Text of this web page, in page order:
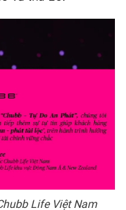
Nam
tử số 483/GP-BTTTT
Phạm Quốc Thắng,
355 932Life Việt Nam